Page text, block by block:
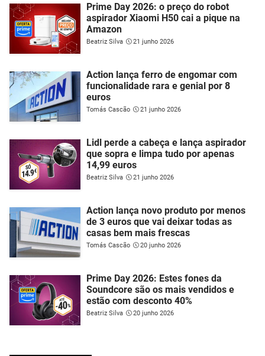
Prime Day 2026: o preço do robot
aspirador Xiaomi H50 cai a pique na
Amazon
Beatriz Silva 21 junho 2026
Action lança ferro de engomar com
funcionalidade rara e genial por 8
euros
Tomás Cascão 21 junho 2026
Lidl perde a cabeça e lança aspirador
que sopra e limpa tudo por apenas
14,99 euros
Beatriz Silva 21 junho 2026
Action lança novo produto por menos
de 3 euros que vai deixar todas as
casas bem mais frescas
Tomás Cascão 20 junho 2026
Prime Day 2026: Estes fones da
Soundcore são os mais vendidos e
estão com desconto 40%
Beatriz Silva 20 junho 2026